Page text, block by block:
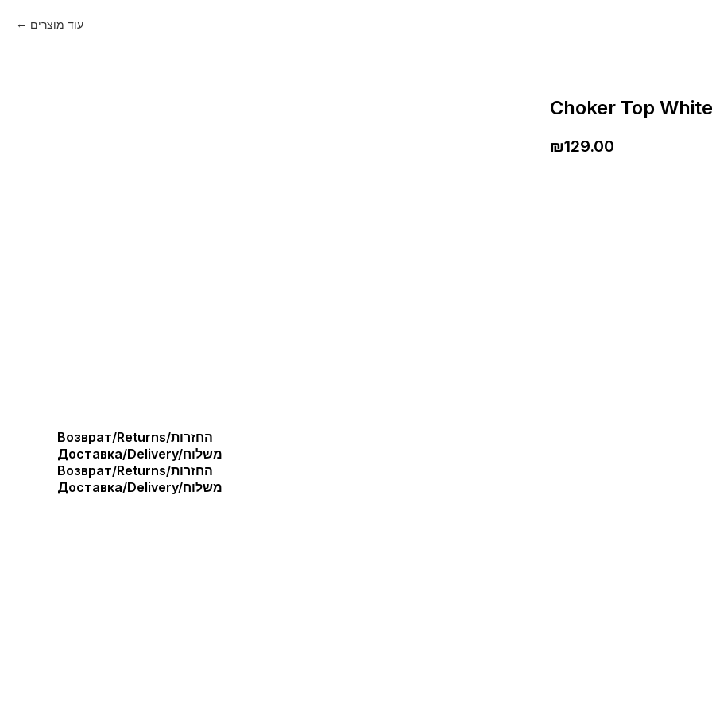
עוד מוצרים
Choker Top White
₪129.00
Возврат/Returns/החזרות
Доставка/Delivery/משלוח
Возврат/Returns/החזרות
Доставка/Delivery/משלוח